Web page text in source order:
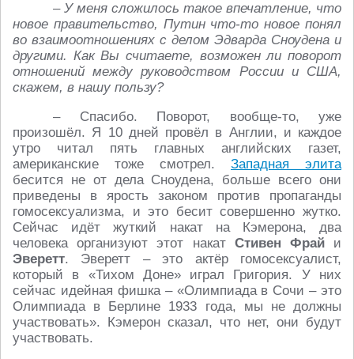
– У меня сложилось такое впечатление, что
новое правительство, Путин что-то новое понял
во взаимоотношениях с делом Эдварда Сноудена и
другими. Как Вы считаете, возможен ли поворот
отношений между руководством России и США,
скажем, в нашу пользу?
– Спасибо. Поворот, вообще-то, уже
произошёл. Я 10 дней провёл в Англии, и каждое
утро читал пять главных английских газет,
американские тоже смотрел. Западная элита
бесится не от дела Сноудена, больше всего они
приведены в ярость законом против пропаганды
гомосексуализма, и это бесит совершенно жутко.
Сейчас идёт жуткий накат на Кэмерона, два
человека организуют этот накат Стивен Фрайи
Эверетт. Эверетт – это актёр гомосексуалист,
который в «Тихом Доне» играл Григория. У них
сейчас идейная фишка – «Олимпиада в Сочи – это
Олимпиада в Берлине 1933 года, мы не должны
участвовать». Кэмерон сказал, что нет, они будут
участвовать.